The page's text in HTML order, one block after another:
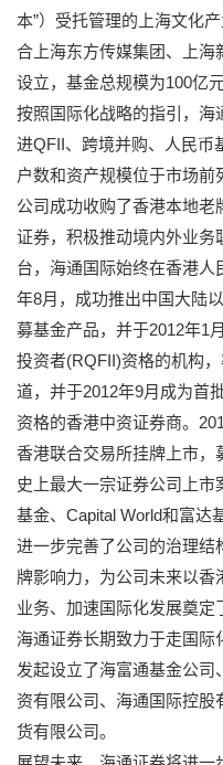
本”）受托管理的上海文化
合上海东方传媒集团、上海
设立，基金总规模为100亿
按照国际化战略的指引，海
进QFII、跨境并购、人民币
户数和资产规模位于市场前
公司成功收购了香港本地
证券，积极推动境内外业务
台，海通国际始终在香港人
年8月，成功推出中国大陆
募基金产品，并于2012年1
投资者(RQFII)资格的机构
道，并于2012年9月成为首
资格的香港中资证券商。
香港联合交易所挂牌上市，
史上最大一宗证券公司上市
基金、Capital World和富达
进一步完善了公司的治理结
牌影响力，为公司未来以
业务、加速国际化发展奠定
海通证券长期致力于走国
发起设立了海富通基金公司
资有限公司、海通国际控股
货有限公司。